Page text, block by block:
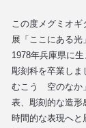
この度メグミオギ
展「ここにある光
1978年兵庫県に
彫刻科を卒業しま
むこう 空のなか
表、彫刻的な造形
時間的な表現へ